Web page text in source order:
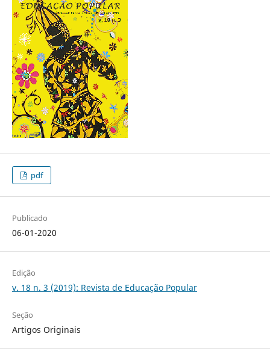
pdf
Publicado
06-01-2020
Edição
v. 18 n. 3 (2019): Revista de Educação Popular
Seção
Artigos Originais